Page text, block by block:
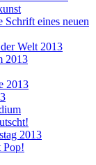
Schrift eines neuen
Welt 2013
2013
2013
2013
Pop!